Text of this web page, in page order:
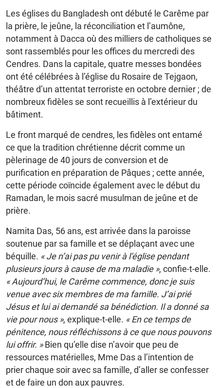
Les églises du Bangladesh ont débuté le Carême par
la prière, le jeûne, la réconciliation et l’aumône,
notamment à Dacca où des milliers de catholiques se
sont rassemblés pour les offices du mercredi des
Cendres. Dans la capitale, quatre messes bondées
ont été célébrées à l’église du Rosaire de Tejgaon,
théâtre d’un attentat terroriste en octobre dernier ; de
nombreux fidèles se sont recueillis à l’extérieur du
bâtiment.
Le front marqué de cendres, les fidèles ont entamé
ce que la tradition chrétienne décrit comme un
pèlerinage de 40 jours de conversion et de
purification en préparation de Pâques ; cette année,
cette période coïncide également avec le début du
Ramadan, le mois sacré musulman de jeûne et de
prière.
Namita Das, 56 ans, est arrivée dans la paroisse
soutenue par sa famille et se déplaçant avec une
béquille. « Je n’ai pas pu venir à l’église pendant
plusieurs jours à cause de ma maladie », confie-t-elle.
« Aujourd’hui, le Carême commence, donc je suis
venue avec six membres de ma famille. J’ai prié
Jésus et lui ai demandé sa bénédiction. Il a donné sa
vie pour nous », explique-t-elle. « En ce temps de
pénitence, nous réfléchissons à ce que nous pouvons
lui offrir. »Bien qu’elle dise n’avoir que peu de
ressources matérielles, Mme Das a l’intention de
prier chaque soir avec sa famille, d’aller se confesser
et de faire un don aux pauvres.